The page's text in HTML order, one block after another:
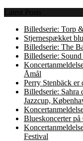
Latest Posts
Billedserie: Torp
Stjernespækket
Billedserie: The
Billedserie:
Åmål
Perry Stenbäck er
Billedserie:
Jazzcup,
Blueskoncerter på
Festival